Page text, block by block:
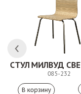
085-232